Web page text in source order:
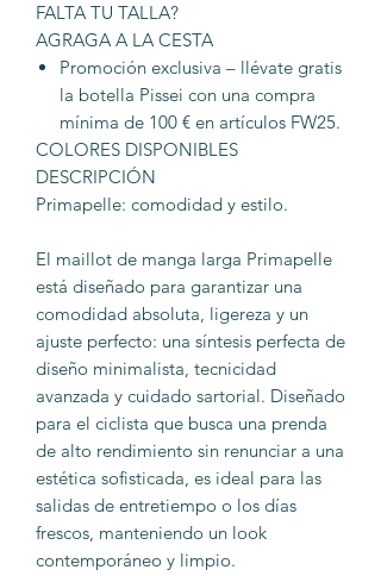
FALTA TU TALLA?
AGRAGA A LA CESTA
Promoción exclusiva – llévate gratis
la botella Pissei con una compra
mínima de 100 € en artículos FW25.
COLORES DISPONIBLES
DESCRIPCIÓN
Primapelle: comodidad y estilo.
El maillot de manga larga Primapelle
está diseñado para garantizar una
comodidad absoluta, ligereza y un
ajuste perfecto: una síntesis perfecta de
diseño minimalista, tecnicidad
avanzada y cuidado sartorial. Diseñado
para el ciclista que busca una prenda
de alto rendimiento sin renunciar a una
estética sofisticada, es ideal para las
salidas de entretiempo o los días
frescos, manteniendo un look
contemporáneo y limpio.